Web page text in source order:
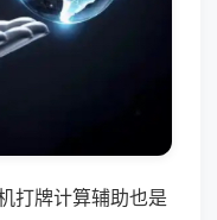
打牌计算辅助也是